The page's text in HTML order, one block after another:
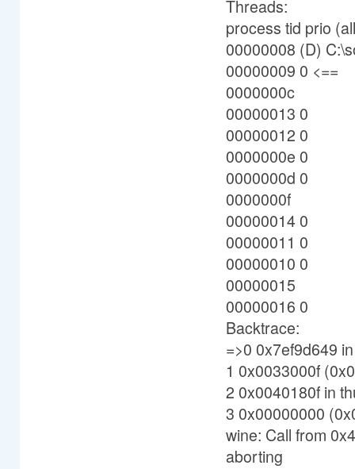
Threads:
process tid prio
00000008 (D)
00000009 0 <==
0000000c
00000013 0
00000012 0
0000000e 0
0000000d 0
0000000f
00000014 0
00000011 0
00000010 0
00000015
00000016 0
Backtrace:
=>0 0x7ef9d649
1 0x0033000f
2 0x0040180f in
3 0x00000000
wine: Call from
aborting